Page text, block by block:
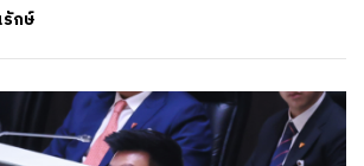
กษ์